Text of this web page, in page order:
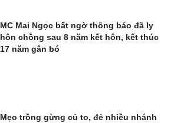
MC Mai Ngọc bất ngờ thông báo đã ly
hôn chồng sau 8 năm kết hôn, kết thúc
17 năm gắn bó
Mẹo trồng gừng củ to, đẻ nhiều nhánh